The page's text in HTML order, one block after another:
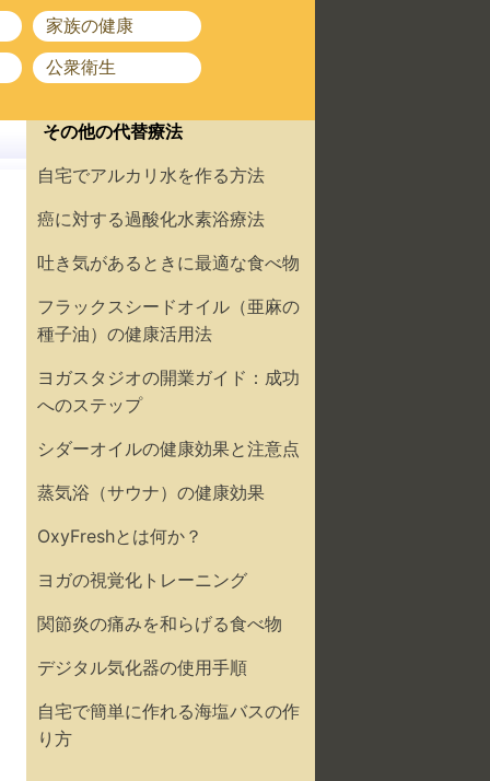
家族の健康
公衆衛生
その他の代替療法
自宅でアルカリ水を作る方法
癌に対する過酸化水素浴療法
吐き気があるときに最適な食べ物
フラックスシードオイル（亜麻の
種子油）の健康活用法
ヨガスタジオの開業ガイド：成功
へのステップ
シダーオイルの健康効果と注意点
蒸気浴（サウナ）の健康効果
OxyFreshとは何か？
ヨガの視覚化トレーニング
関節炎の痛みを和らげる食べ物
デジタル気化器の使用手順
自宅で簡単に作れる海塩バスの作
り方